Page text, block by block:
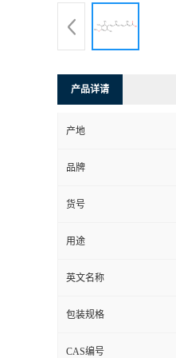
产品详请
产地
品牌
货号
用途
英文名称
包装规格
CAS编号